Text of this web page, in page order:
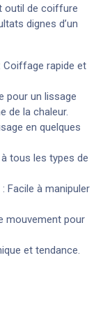
outil de coiffure
dignes d’un
Coiffage rapide et
pour un lissage
de la chaleur.
en quelques
tous les types de
: Facile à manipuler
mouvement pour
et tendance.